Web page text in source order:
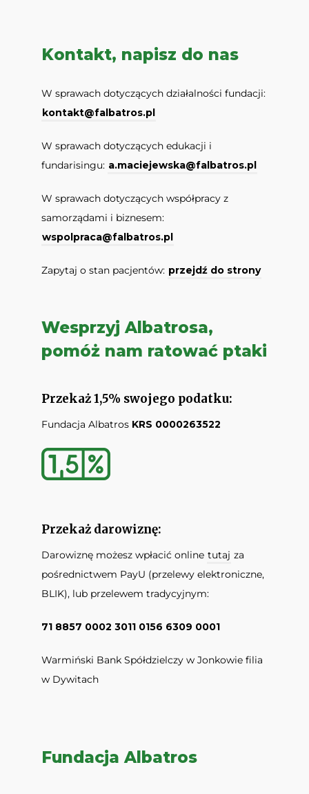
Kontakt, napisz do nas
W sprawach dotyczących działalności fundacji:
kontakt@falbatros.pl
W sprawach dotyczących edukacji i
fundarisingu: a.maciejewska@falbatros.pl
W sprawach dotyczących współpracy z
samorządami i biznesem:
wspolpraca@falbatros.pl
Zapytaj o stan pacjentów: przejdź do strony
Wesprzyj Albatrosa,
pomóż nam ratować ptaki
Przekaż 1,5% swojego podatku:
Fundacja Albatros KRS 0000263522
Przekaż darowiznę:
Darowiznę możesz wpłacić online tutaj za
pośrednictwem PayU (przelewy elektroniczne,
BLIK), lub przelewem tradycyjnym:
71 8857 0002 3011 0156 6309 0001
Warmiński Bank Spółdzielczy w Jonkowie filia
w Dywitach
Fundacja Albatros